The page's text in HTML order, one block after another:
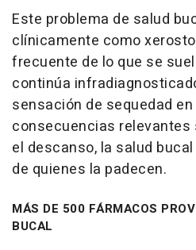
Este problema de salud
clínicamente como
frecuente de lo que se
continúa
sensación de sequedad
consecuencias relevantes
el descanso, la salud
de quienes la padecen.
MÁS DE 500 FÁRMACOS
BUCAL